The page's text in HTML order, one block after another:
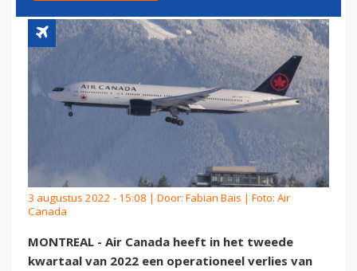
3 augustus 2022 - 15:08 | Door: Fabian Bais | Foto: Air
Canada
MONTREAL - Air Canada heeft in het tweede
kwartaal van 2022 een operationeel verlies van